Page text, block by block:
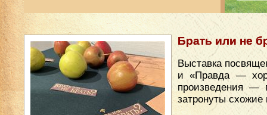
Брать или не
Выставка
и «Правда —
произведения —
затронуты